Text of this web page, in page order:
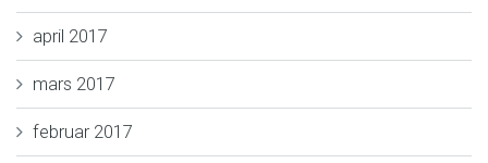
april 2017
mars 2017
februar 2017